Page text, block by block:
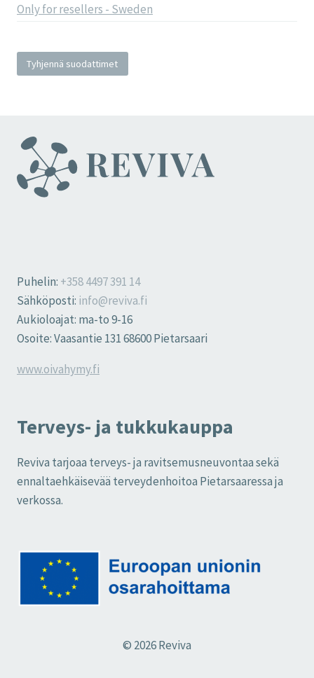
Only for resellers - Sweden
Tyhjennä suodattimet
Puhelin: +358 4497 391 14
Sähköposti: info@reviva.fi
Aukioloajat: ma-to 9-16
Osoite: Vaasantie 131 68600 Pietarsaari
www.oivahymy.fi
Terveys- ja tukkukauppa
Reviva tarjoaa terveys- ja ravitsemusneuvontaa sekä
ennaltaehkäisevää terveydenhoitoa Pietarsaaressa ja
verkossa.
© 2026 Reviva